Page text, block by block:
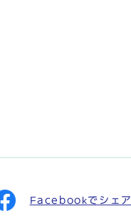
Facebookでシェア